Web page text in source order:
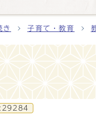
き 子育て・教育